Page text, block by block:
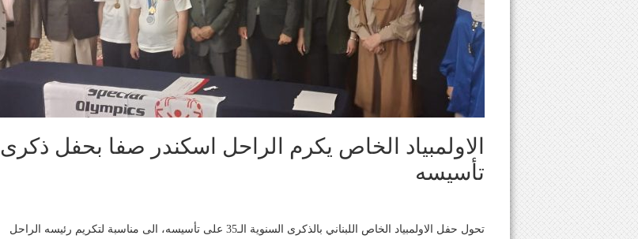
الاولمبياد الخاص يكرم الراحل اسكندر صفا بحفل ذكرى
تأسيسه
تحول حفل الاولمبياد الخاص اللبناني بالذكرى السنوية الـ35 على تأسيسه، الى مناسبة لتكريم رئيسه الراحل